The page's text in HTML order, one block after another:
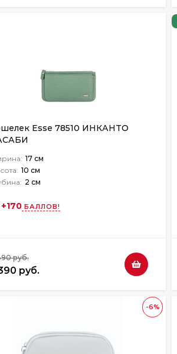
Esse 78510 ИНКАНТО
17 см
10 см
2 см
+170 БАЛЛОВ!
руб.
руб.
-6%